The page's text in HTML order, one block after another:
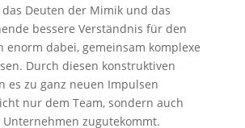
Deuten der Mimik und das
bessere Verständnis für den
enorm dabei, gemeinsam komplexe
Durch diesen konstruktiven
es zu ganz neuen Impulsen
nur dem Team, sondern auch
zugutekommt.